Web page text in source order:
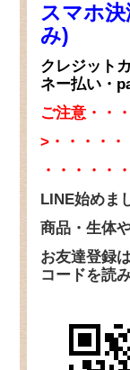
スマホ
み)
クレジット
ネー払い・
ご注意・・
>・・・・
・・・・・
LINE始めま
商品・生体
お友達登録
コードを読